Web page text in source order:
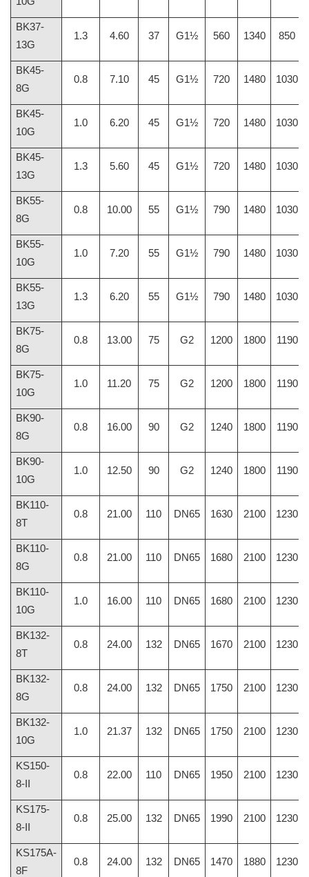
BK37-
13G
1.3 4.60 37 G1½ 560 1340 850
BK45-
8G
0.8 7.10 45 G1½ 720 1480 1030
BK45-
10G
1.0 6.20 45 G1½ 720 1480 1030
BK45-
13G
1.3 5.60 45 G1½ 720 1480 1030
BK55-
8G
0.8 10.00 55 G1½ 790 1480 1030
BK55-
10G
1.0 7.20 55 G1½ 790 1480 1030
BK55-
13G
1.3 6.20 55 G1½ 790 1480 1030
BK75-
8G
0.8 13.00 75 G2 1200 1800 1190
BK75-
10G
1.0 11.20 75 G2 1200 1800 1190
BK90-
8G
0.8 16.00 90 G2 1240 1800 1190
BK90-
10G
1.0 12.50 90 G2 1240 1800 1190
BK110-
8T
0.8 21.00 110 DN65 1630 2100 1230
BK110-
8G
0.8 21.00 110 DN65 1680 2100 1230
BK110-
10G
1.0 16.00 110 DN65 1680 2100 1230
BK132-
8T
0.8 24.00 132 DN65 1670 2100 1230
BK132-
8G
0.8 24.00 132 DN65 1750 2100 1230
BK132-
10G
1.0 21.37 132 DN65 1750 2100 1230
KS150-
8-II
0.8 22.00 110 DN65 1950 2100 1230
KS175-
8-II
0.8 25.00 132 DN65 1990 2100 1230
KS175A-
8F
0.8 24.00 132 DN65 1470 1880 1230